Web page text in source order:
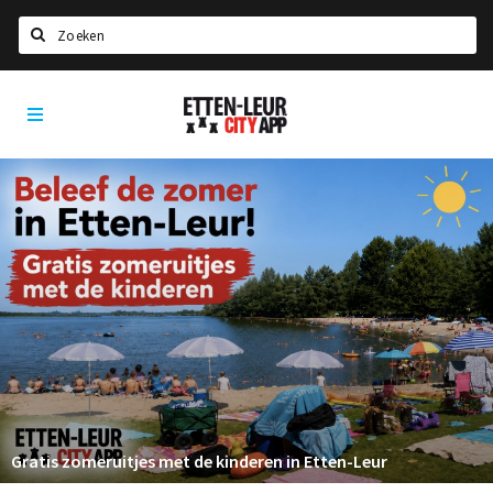
Home
Agenda
Deals
Party pics
Nieuws, interviews & blogs
Eten
Drinken
Slapen
Recreatief
Winkels
Etten-
Leur
Gratis zomeruitjes met de kinderen in Etten-Leur